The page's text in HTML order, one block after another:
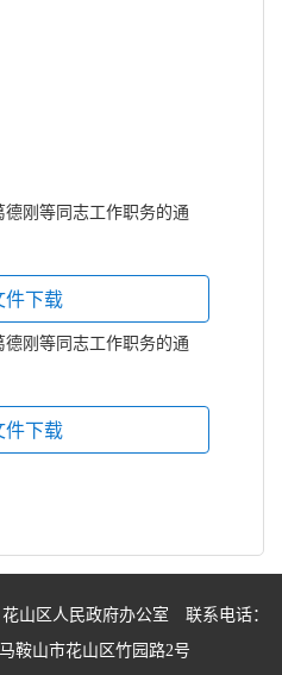
刚等同志工作职务的通
件下载
刚等同志工作职务的通
件下载
山区人民政府办公室
联系电话：
鞍山市花山区竹园路2号